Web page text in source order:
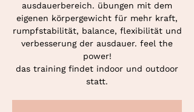
ausdauerbereich. übungen mit dem
eigenen körpergewicht für mehr kraft,
rumpfstabilität, balance, flexibilität und
verbesserung der ausdauer. feel the
power!
das training findet indoor und outdoor
statt.